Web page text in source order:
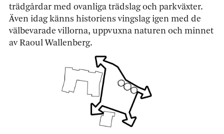
trädgårdar med ovanliga trädslag och parkväxter.
Även idag känns historiens vingslag igen med de
välbevarade villorna, uppvuxna naturen och minnet
av Raoul Wallenberg.